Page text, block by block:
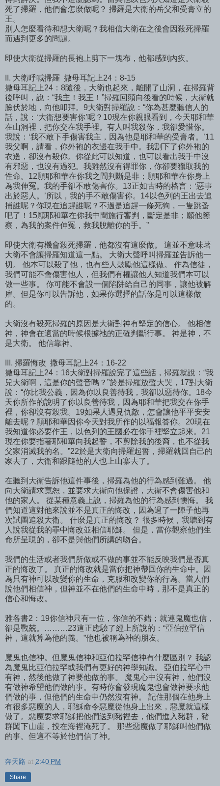
死了掃羅，他們會怎麼做呢？ 掃羅是大衛的岳父和受膏立的
王。
別人怎麼看待和想大衛呢？我相信大衛在之後會因殺死掃羅
而遇到更多的問題。
即使大衛從掃羅的長袍上剪下一塊布，他都感到內疚。
II. 大衛呼喊掃羅 撒母耳記上24：8-15
撒母耳記上24：8隨後，大衛也起來，離開了山洞，在掃羅背
後呼叫，說：“我主！我王！”掃羅回頭向後看的時候，大衛就
臉伏於地，向他叩拜。9大衛對掃羅說：“你為甚麼聽信人的
話，說：‘大衛想要害你’呢？10現在你親眼看到，今天耶和華
在山洞裡，把你交在我手裡。有人叫我殺你，我卻愛惜你。
我說：‘我不敢下手傷害我主，因為他是耶和華的受膏者。’11
我父啊，請看，你外袍的衣邊在我手中。我割下了你外袍的
衣邊，卻沒有殺你。你從此可以知道，也可以看出我手中沒
有邪惡，也沒有過犯。我雖然沒有得罪你，你卻要獵取我的
性命。12願耶和華在你我之間判斷是非；願耶和華在你身上
為我伸冤。我的手卻不敢傷害你。13正如古時的格言：‘惡事
出於惡人。’所以，我的手不敢傷害你。14以色列的王出去追
捕誰呢？你現在追趕誰呢？不過是追趕一條死狗，一隻跳蚤
吧了！15願耶和華在你我中間施行審判，斷定是非；願他鑒
察，為我的案件伸冤，救我脫離你的手。”
即使大衛有機會殺死掃羅，他都沒有這麼做。 這並不意味著
大衛不會讓掃羅知道這一點。 大衛大聲呼叫掃羅並告訴他一
切。 他本可以殺了他，也有些人鼓勵他這樣做。 作為信徒，
我們可能不會傷害他人，但我們有權讓他人知道我們本可以
做一些事。 你可能不會設一個陷阱給自己的同事，讓他被解
雇。但是你可以告訴他，如果你選擇的話你是可以這樣做
的。
大衛沒有殺死掃羅的原因是大衛對神有堅定的信心。 他相信
神，神會在適當的時候根據祂的正確判斷行事。 神是神，不
是大衛。 他信靠神。
III. 掃羅悔改 撒母耳記上24：16-22
撒母耳記上24：16大衛對掃羅說完了這些話，掃羅就說：“我
兒大衛啊，這是你的聲音嗎？”於是掃羅放聲大哭，17對大衛
說：“你比我公義，因為你以良善待我，我卻以惡待你。18今
天你所作的說明了你以良善待我，因為耶和華把我交在你手
裡，你卻沒有殺我。19如果人遇見仇敵，怎會讓他平平安安
離去呢？願耶和華因你今天對我所作的以福報答你。20現在
我知道你必要作王，以色列的王國必在你手裡堅立起來。21
現在你要指著耶和華向我起誓，不剪除我的後裔，也不從我
父家消滅我的名。”22於是大衛向掃羅起誓，掃羅就回自己的
家去了，大衛和跟隨他的人也上山寨去了。
在聽到大衛告訴他這件事後，掃羅為他的行為感到難過。 他
向大衛請求寬恕，並要求大衛向他保證，大衛不會傷害他和
他的家人。 從某種意義上說，掃羅為他的行為感到懊悔。 我
們知道這對他來說並不是真正的悔改，因為過了一陣子他再
次試圖追殺大衛。 什麼是真正的悔改？ 很多時候，我聽到有
人說我從我的罪中悔改並相信耶穌。 但是，當你觀察他們生
命所呈現的，卻不是與他們所講的吻合。
我們的生活或者我們所做或不做的事並不能反映我們是否真
正的悔改了。 真正的悔改就是當你把神帶回你的生命中。因
為只有神可以改變你的生命，克服和改變你的行為。當人們
說他們相信神，但神並不在他們的生命中時，那不是真正的
信心和悔改。
雅各書2：19你信神只有一位，你信的不錯；就連鬼魔也信，
卻是戰兢。………23這正應驗了經上所說的：“亞伯拉罕信
神，這就算為他的義。”他也被稱為神的朋友。
魔鬼也信神。但魔鬼信神和亞伯拉罕信神有什麼區別？ 我認
為魔鬼比亞伯拉罕或我們有更好的神學知識。 亞伯拉罕心中
有神，然後他做了神要他做的事。 魔鬼心中沒有神，他們沒
有做神希望他們做的事。有時你會發現魔鬼也會做神要求他
們做的事，但他們的生命中仍然沒有神。 記住那個在他身上
有很多惡魔的人，耶穌命令惡魔從他身上出來，惡魔就這樣
做了。惡魔要求耶穌把他們送到豬裡去，他們進入豬群，豬
群闖下山崖，投在海裡淹死了。 那些惡魔做了耶穌叫他們做
的事。但這不等於他們信了神。
奔天路 at 2:40 PM
Share